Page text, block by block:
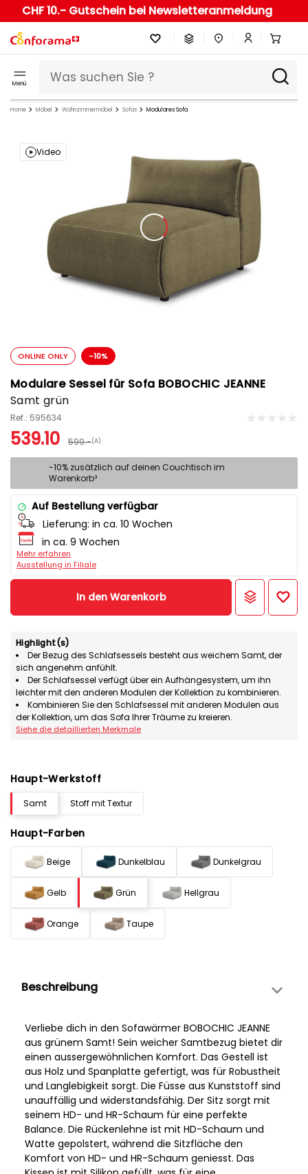
CHF 10.- Gutschein bei Newsletteranmeldung
Menü
Home Möbel Wohnzimmermöbel Sofas Modulares Sofa
Video
ONLINE ONLY -10%
Modulare Sessel für Sofa BOBOCHIC JEANNE
Samt grün
Ref.: 595634
539.10 599.-(A)
-10% zusätzlich auf deinen Couchtisch im
Warenkorb³
Auf Bestellung verfügbar
Lieferung: in ca. 10 Wochen
in ca. 9 Wochen
Mehr erfahren
Ausstellung in Filiale
In den Warenkorb
Highlight(s)
Der Bezug des Schlafsessels besteht aus weichem Samt, der
sich angenehm anfühlt.
Der Schlafsessel verfügt über ein Aufhängesystem, um ihn
leichter mit den anderen Modulen der Kollektion zu kombinieren.
Kombinieren Sie den Schlafsessel mit anderen Modulen aus
der Kollektion, um das Sofa Ihrer Träume zu kreieren.
Siehe die detaillierten Merkmale
Haupt-Werkstoff
Samt Stoff mit Textur
Haupt-Farben
Beige Dunkelblau Dunkelgrau
Gelb Grün Hellgrau
Orange Taupe
Beschreibung
Verliebe dich in den Sofawärmer BOBOCHIC JEANNE
aus grünem Samt! Sein weicher Samtbezug bietet dir
einen aussergewöhnlichen Komfort. Das Gestell ist
aus Holz und Spanplatte gefertigt, was für Robustheit
und Langlebigkeit sorgt. Die Füsse aus Kunststoff sind
unauffällig und widerstandsfähig. Der Sitz sorgt mit
seinem HD- und HR-Schaum für eine perfekte
Balance. Die Rückenlehne ist mit HD-Schaum und
Watte gepolstert, während die Sitzfläche den
Komfort von HD- und HR-Schaum geniesst. Das